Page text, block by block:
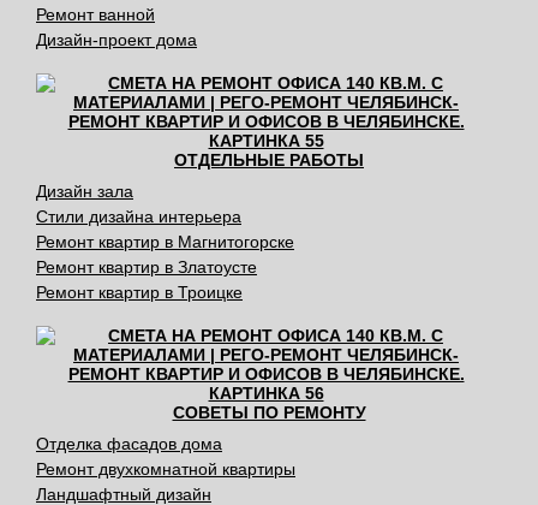
Ремонт ванной
Дизайн-проект дома
ОТДЕЛЬНЫЕ РАБОТЫ
Дизайн зала
Стили дизайна интерьера
Ремонт квартир в Магнитогорске
Ремонт квартир в Златоусте
Ремонт квартир в Троицке
СОВЕТЫ ПО РЕМОНТУ
Отделка фасадов дома
Ремонт двухкомнатной квартиры
Ландшафтный дизайн